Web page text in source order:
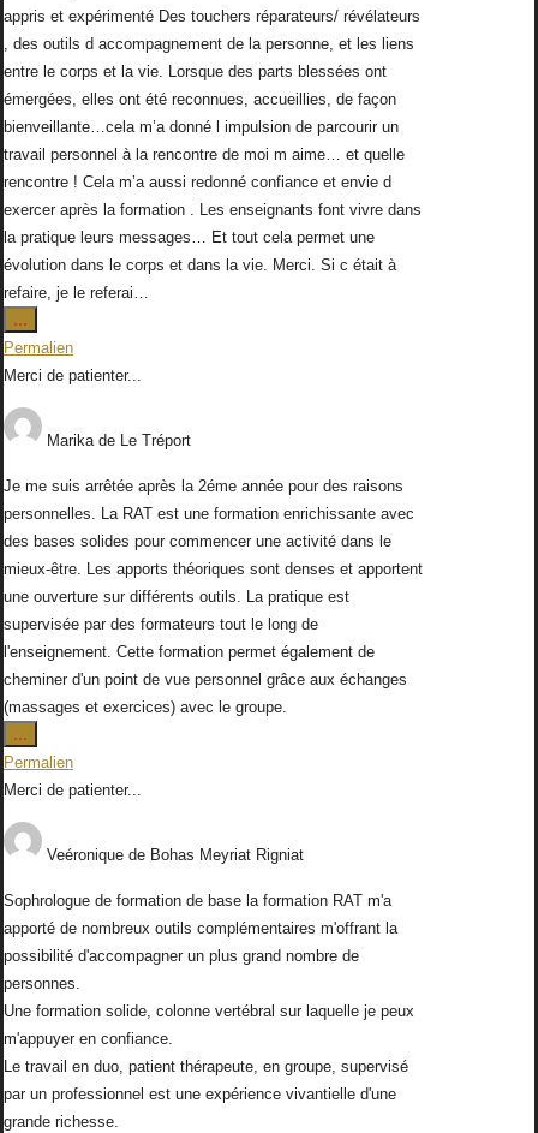
appris et expérimenté Des touchers réparateurs/ révélateurs
, des outils d accompagnement de la personne, et les liens
entre le corps et la vie. Lorsque des parts blessées ont
émergées, elles ont été reconnues, accueillies, de façon
bienveillante…cela m’a donné l impulsion de parcourir un
travail personnel à la rencontre de moi m aime… et quelle
rencontre ! Cela m’a aussi redonné confiance et envie d
exercer après la formation . Les enseignants font vivre dans
la pratique leurs messages… Et tout cela permet une
évolution dans le corps et dans la vie. Merci. Si c était à
refaire, je le referai…
...
cette
boîte
méta.
Permalien
Merci de patienter...
Marika de Le Tréport
Je me suis arrêtée après la 2éme année pour des raisons
personnelles. La RAT est une formation enrichissante avec
des bases solides pour commencer une activité dans le
mieux-être. Les apports théoriques sont denses et apportent
une ouverture sur différents outils. La pratique est
supervisée par des formateurs tout le long de
l'enseignement. Cette formation permet également de
cheminer d'un point de vue personnel grâce aux échanges
(massages et exercices) avec le groupe.
...
cette
boîte
méta.
Permalien
Merci de patienter...
Veéronique de Bohas Meyriat Rigniat
Sophrologue de formation de base la formation RAT m'a
apporté de nombreux outils complémentaires m'offrant la
possibilité d'accompagner un plus grand nombre de
personnes.
Une formation solide, colonne vertébral sur laquelle je peux
m'appuyer en confiance.
Le travail en duo, patient thérapeute, en groupe, supervisé
par un professionnel est une expérience vivantielle d'une
grande richesse.